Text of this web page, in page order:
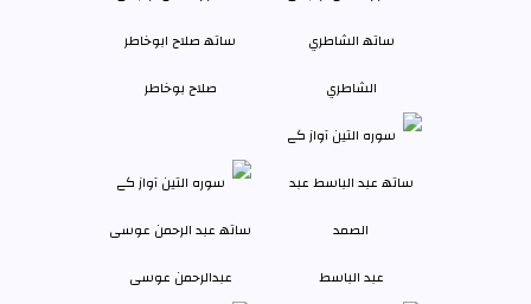
الشاطري صلاح بوخاطر
عبد الباسط عبدالرحمن عوسی